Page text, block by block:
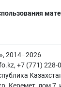
2014–2026
, +7 (771) 228-